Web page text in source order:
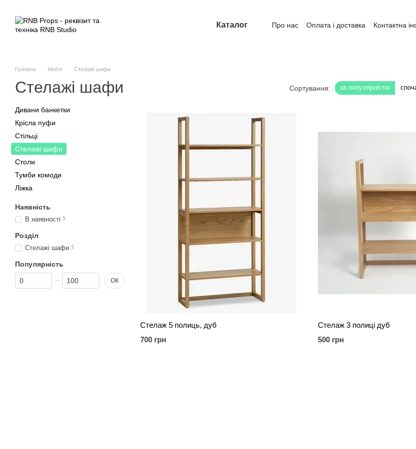
Каталог Про нас Оплата і доставка Контактна
Головна Меблі Стелажі шафи
Стелажі шафи Сортування: за популярністю
Стелаж 5 полиць, дуб
700 грн
Стелаж 3 полиці дуб
500 грн
Дивани банкетки
Крісла пуфи
Стільці
Стелажі шафи
Столи
Тумби комоди
Ліжка
Наявність
В наявності 5
Розділ
Стелажі шафи 5
Популярність
Від Популярність
До Популярність ОК